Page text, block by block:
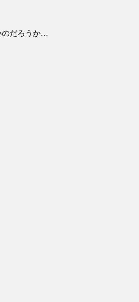
の前で好演技www当たり屋やお煽り運転など盛...
のだろうか…